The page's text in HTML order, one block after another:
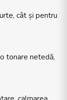
cât și pentru
tonare netedă,